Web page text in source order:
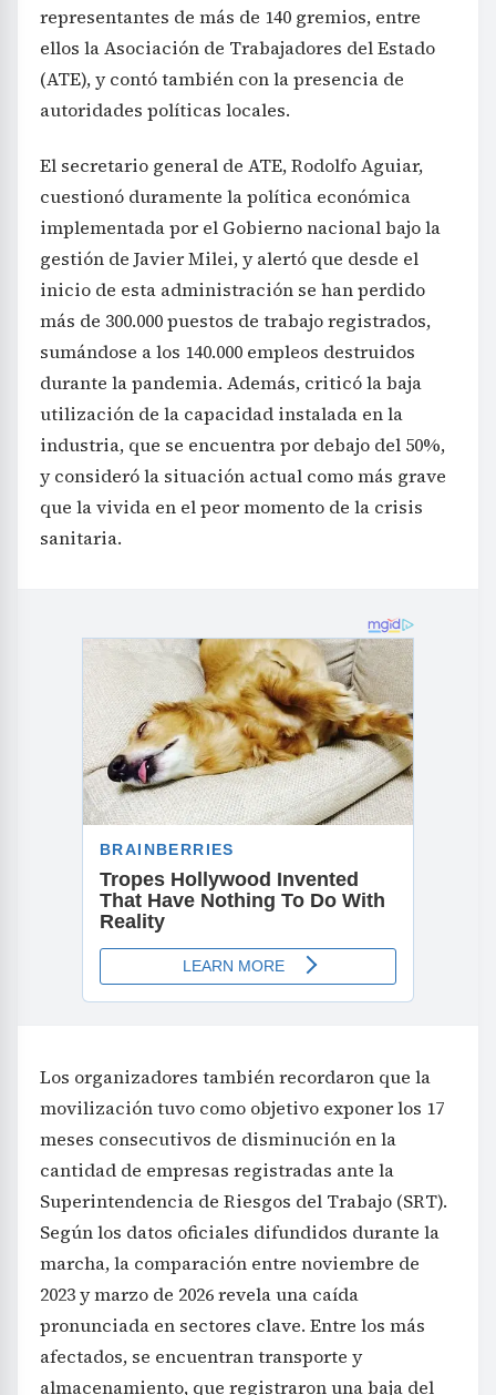
representantes de más de 140 gremios, entre
ellos la Asociación de Trabajadores del Estado
(ATE), y contó también con la presencia de
autoridades políticas locales.
El secretario general de ATE, Rodolfo Aguiar,
cuestionó duramente la política económica
implementada por el Gobierno nacional bajo la
gestión de Javier Milei, y alertó que desde el
inicio de esta administración se han perdido
más de 300.000 puestos de trabajo registrados,
sumándose a los 140.000 empleos destruidos
durante la pandemia. Además, criticó la baja
utilización de la capacidad instalada en la
industria, que se encuentra por debajo del 50%,
y consideró la situación actual como más grave
que la vivida en el peor momento de la crisis
sanitaria.
Los organizadores también recordaron que la
movilización tuvo como objetivo exponer los 17
meses consecutivos de disminución en la
cantidad de empresas registradas ante la
Superintendencia de Riesgos del Trabajo (SRT).
Según los datos oficiales difundidos durante la
marcha, la comparación entre noviembre de
2023 y marzo de 2026 revela una caída
pronunciada en sectores clave. Entre los más
afectados, se encuentran transporte y
almacenamiento, que registraron una baja del